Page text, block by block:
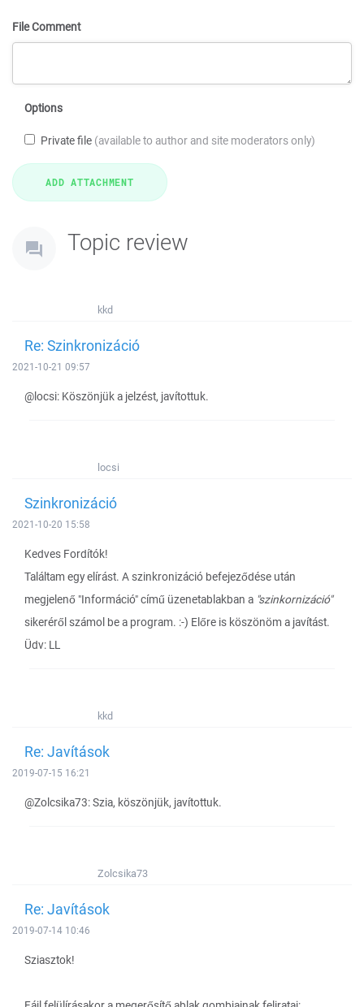
File Comment
Options
Private file (available to author and site moderators only)
Topic review
kkd
Re: Szinkronizáció
2021-10-21 09:57
@locsi: Köszönjük a jelzést, javítottuk.
locsi
Szinkronizáció
2021-10-20 15:58
Kedves Fordítók!
Találtam egy elírást. A szinkronizáció befejeződése után
megjelenő "Információ" című üzenetablakban a "szinkornizáció"
sikeréről számol be a program. :-) Előre is köszönöm a javítást.
Üdv: LL
kkd
Re: Javítások
2019-07-15 16:21
@Zolcsika73: Szia, köszönjük, javítottuk.
Zolcsika73
Re: Javítások
2019-07-14 10:46
Sziasztok!